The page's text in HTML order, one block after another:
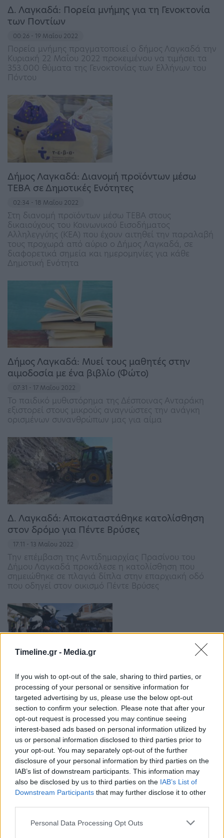
Timeline.gr - Media.gr
If you wish to opt-out of the sale, sharing to third parties, or
processing of your personal or sensitive information for
targeted advertising by us, please use the below opt-out
section to confirm your selection. Please note that after your
opt-out request is processed you may continue seeing
interest-based ads based on personal information utilized by
us or personal information disclosed to third parties prior to
your opt-out. You may separately opt-out of the further
disclosure of your personal information by third parties on the
IAB’s list of downstream participants. This information may
also be disclosed by us to third parties on the IAB’s List of
Downstream Participants that may further disclose it to other
Personal Data Processing Opt Outs
Δ. Λαγκαδά: Πορεία μνήμης για τη Γενοκτονία
των Ποντίων
00:26 - 19 Μαΐου 2022
Πορεία μνήμης πραγματοποιεί ο δήμος Λαγκαδά την
Κυριακή 22 Μαΐου 2022 προκειμένου να τιμήσει τα
353.000 θύματα της Γενοκτονίας των Ελλήνων του
Πόντου
Δήμος Λαγκαδά: Διανομή προϊόντων μέσω
ΤΕΒΑ σε Δημοτικές Ενότητες
02:34 - 18 Μαΐου 2022
Στη διανομή προϊόντων μέσω ΤΕΒΑ στους
δικαιούχους του Κοινωνικού Εισοδήματος
Αλληλεγγύης (ΚΕΑ) που έχουν αιτηθεί την παραλαβή
τους προχωρά από αύριο ο Δήμος Λαγκαδά, σε
διαφορετικά σημεία και ημερομηνίες για κάθε
Δημοτική Ενότητα
Δήμος Λαγκαδά: Μυεί τους μαθητές στην
αιμοδοσία με ένα βιβλίο (Φώτο)
07:31 - 17 Μαΐου 2022
Το παιδικό μυθιστόρημα της Δέσποινας Ανταράκη
εξιστορεί στους μικρούς αναγνώστες την ανάγκη
ορισμένων συνανθρώπων μας για αίμα
Δ. Λαγκαδά: Αποκαταστάθηκε κατολίσθηση
στον δρόμο για Πέντε Βρύσες
17:11 - 13 Μαΐου 2022
Την επέμβαση της Αντιδημαρχίας Πρασίνου του
Δήμου Λαγκαδά προκάλεσε η κατολίσθηση που
σημειώθηκε σε πλαγιά δίπλα στην επαρχιακή οδό
που οδηγεί στον οικισμό Πέντε Βρύσες
Θεσσαλονίκη: Έκλεψαν δέκα προτομές έξω
από το Στρατιωτικό Μουσείο Λαχανά
14:09 - 27 Μαρτίου 2022
Οι προτομές βρίσκονταν σε υπαίθριο χώρο που δεν
ήταν περιφραγμένος